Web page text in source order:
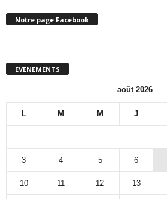
Notre page Facebook
EVENEMENTS
août 2026
L M M J
3 4 5 6
10 11 12 13